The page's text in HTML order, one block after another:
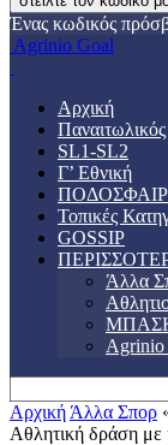
Ένας κωδικός
Agrinio Goal
Αρχική
Παναιτωλικός
SL1-SL2
Γ’ Εθνική
Τοπικές
GOSSIP
Άλλα
Αρχική Άλλα Σπορ
Αθλητική δράση με